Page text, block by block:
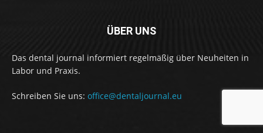
ÜBER UNS
Das dental journal informiert regelmäßig über Neuheiten in
Labor und Praxis.
Schreiben Sie uns: office@dentaljournal.eu